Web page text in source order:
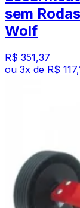
sem
Wolf
R$ 351,37
ou 3x de R$